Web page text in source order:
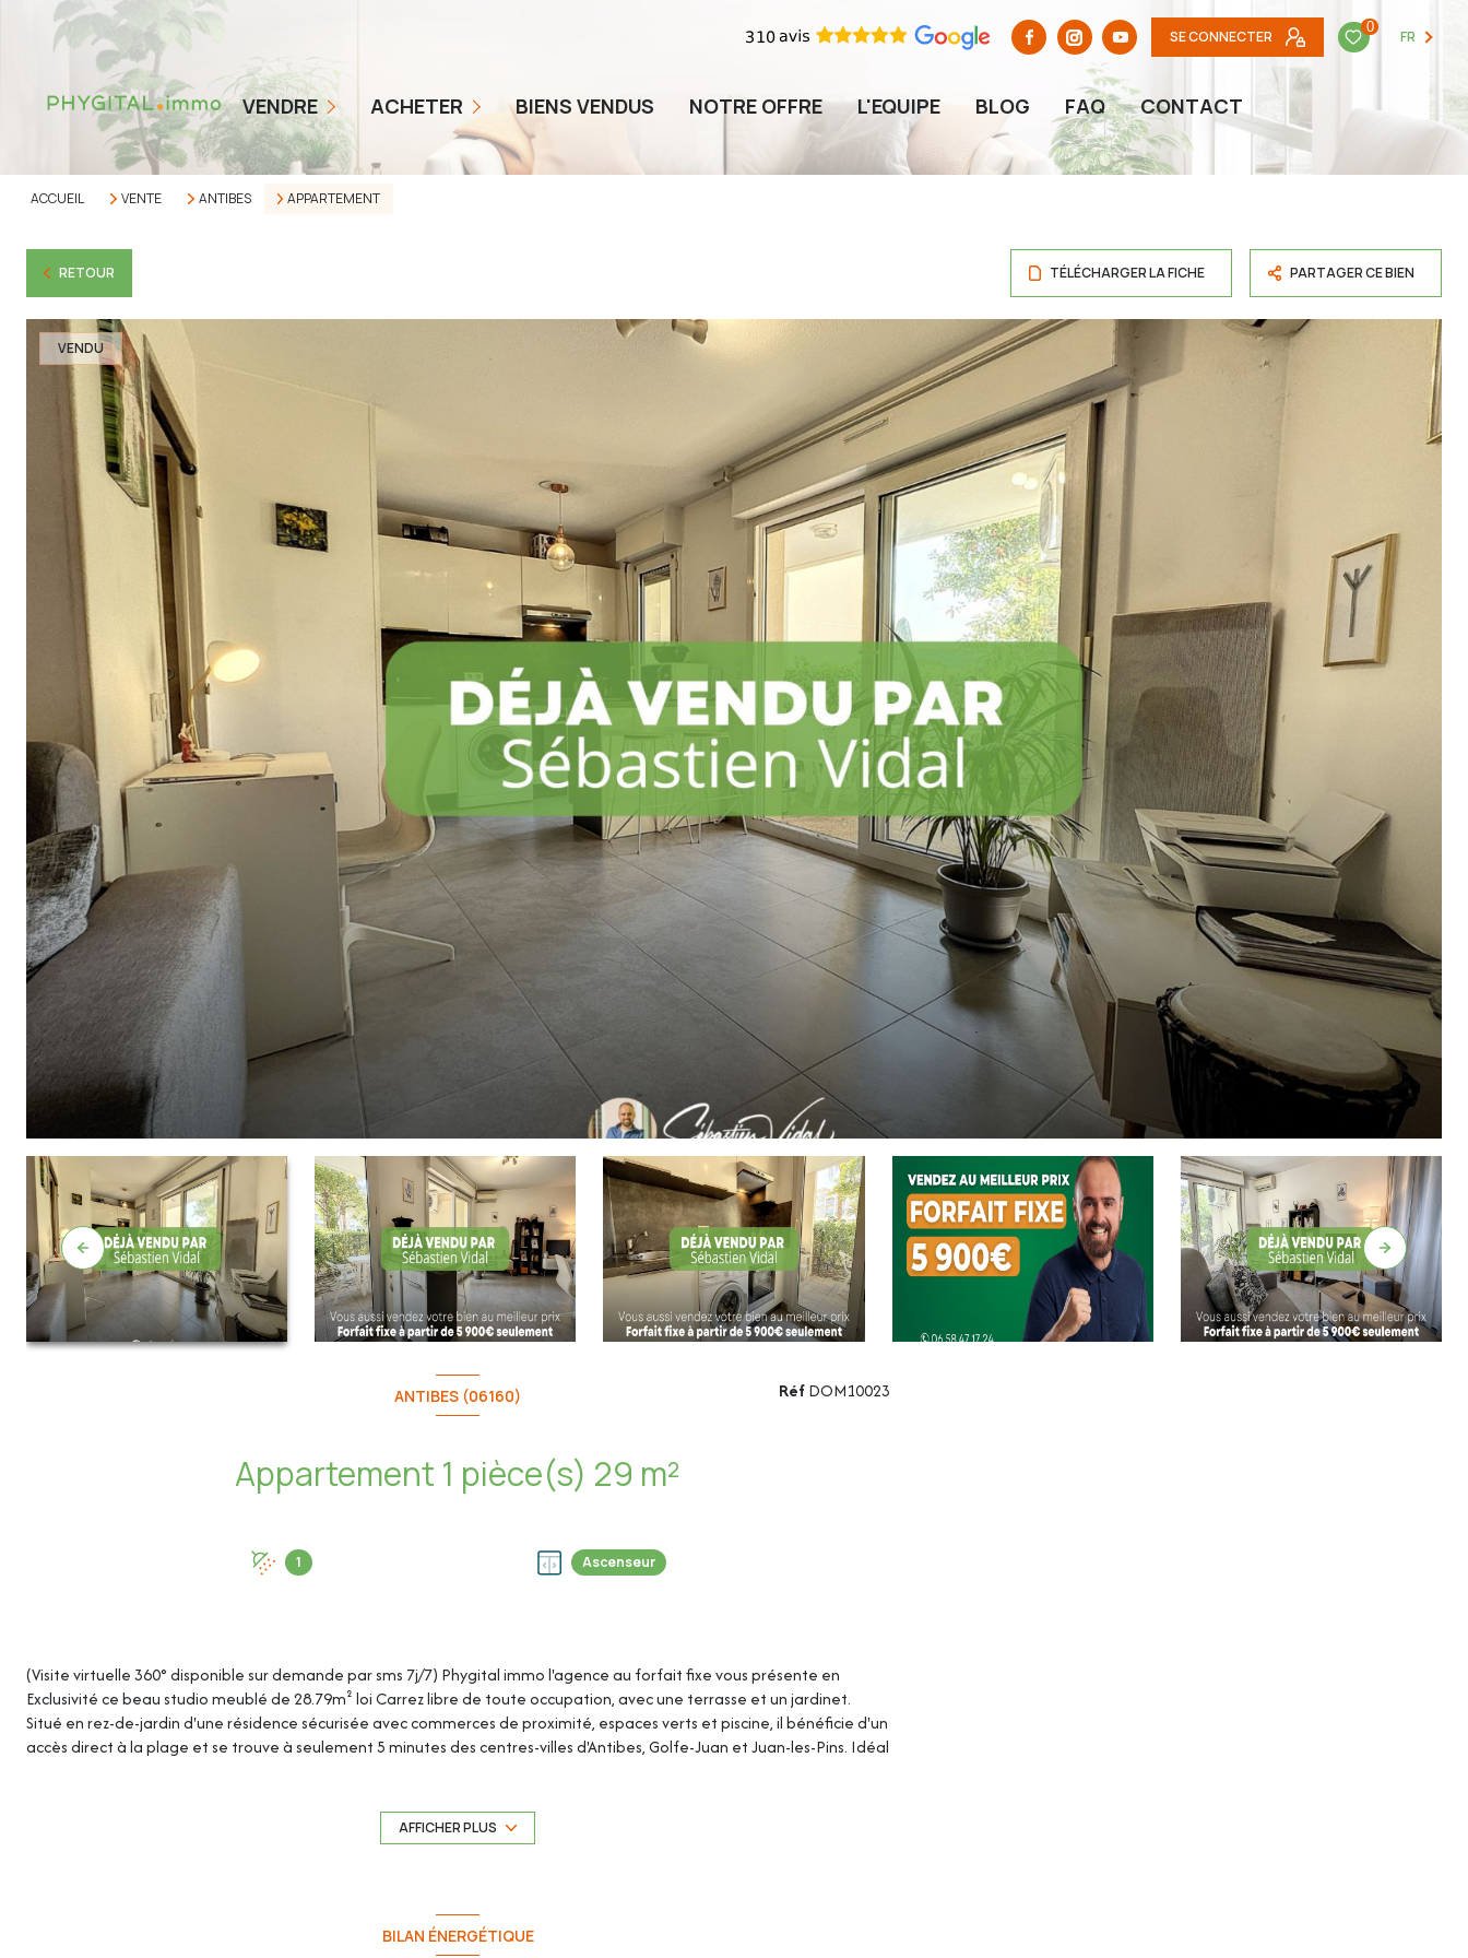
SE CONNECTER
0
FR
VENDRE
COMMENT ÇA MARCHE
NOS TARIFS
ESTIMER MON BIEN
ACHETER
BIENS EN VENTE
ALERTE ACHETEUR
BIENS VENDUS NOTRE OFFRE L'EQUIPE BLOG FAQ CONTACT
ACCUEIL VENTE ANTIBES APPARTEMENT
RETOUR TÉLÉCHARGER LA FICHE PARTAGER CE BIEN
VENDU
ANTIBES (06160)
Appartement 1 pièce(s) 29 m²
1 Ascenseur
RéfDOM10023
(Visite virtuelle 360° disponible sur demande par sms 7j/7) Phygital immo l'agence au forfait fixe vous présente en
Exclusivité ce beau studio meublé de 28.79m² loi Carrez libre de toute occupation, avec une terrasse et un jardinet.
Situé en rez-de-jardin d'une résidence sécurisée avec commerces de proximité, espaces verts et piscine, il bénéficie d'un
accès direct à la plage et se trouve à seulement 5 minutes des centres-villes d'Antibes, Golfe-Juan et Juan-les-Pins. Idéal
Nombreuses places de stationnement autour de la résidence.
AFFICHER PLUS
BILAN ÉNERGÉTIQUE